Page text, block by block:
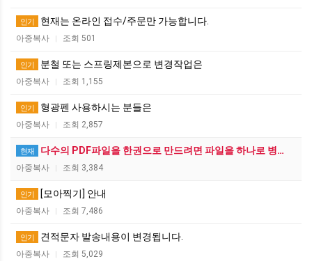
인기 현재는 온라인 접수/주문만 가능합니다.
아중복사 조회 501
인기 분철 또는 스프링제본으로 변경작업은
아중복사 조회 1,155
인기 형광펜 사용하시는 분들은
아중복사 조회 2,857
현재 다수의 PDF파일을 한권으로 만드려면 파일을 하나로 병…
아중복사 조회 3,384
인기 [모아찍기] 안내
아중복사 조회 7,486
인기 견적문자 발송내용이 변경됩니다.
아중복사 조회 5,029